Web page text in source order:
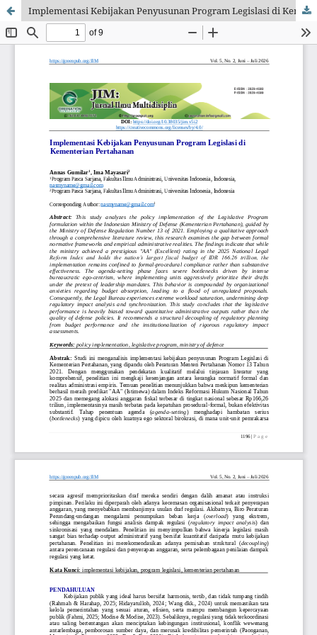
Implementasi Kebijakan Penyusunan Program Legislasi di Kementerian Pertahanan